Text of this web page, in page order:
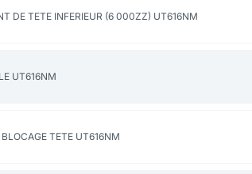
DE TETE INFERIEUR (6 000ZZ) UT616NM
UT616NM
BLOCAGE TETE UT616NM